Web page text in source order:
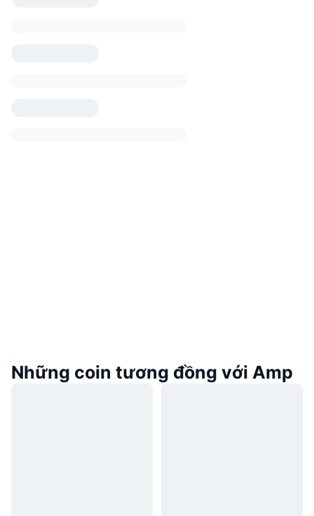
Những coin tương đồng với Amp